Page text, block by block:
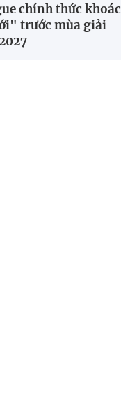
chính thức khoác
trước mùa giải